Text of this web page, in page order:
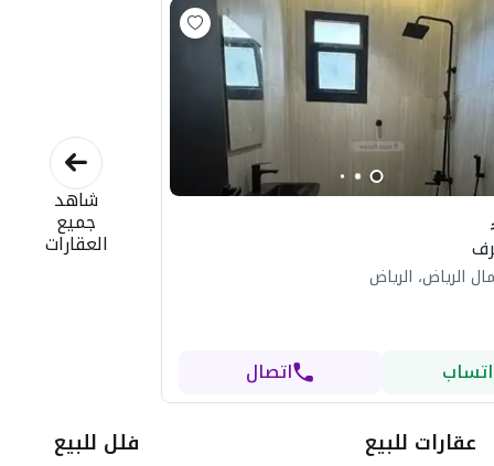
الرياض، الرياض
اتصال
شاهد
جميع
العقارات
عقارات للبيع فلل للبيع